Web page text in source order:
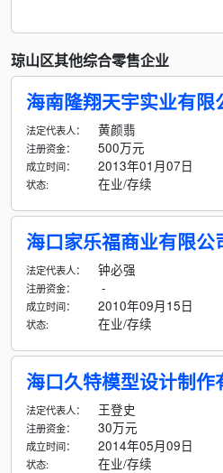
琼山区其他综合零售企业
海南隆翔天宇实业有限
法定代表人： 黄颜翡
注册资金： 500万元
成立时间： 2013年01月07日
状态: 在业/存续
海口家乐福商业有限公
法定代表人： 钟必强
注册资金： -
成立时间： 2010年09月15日
状态: 在业/存续
海口久特模型设计制作
法定代表人： 王登史
注册资金： 30万元
成立时间： 2014年05月09日
状态: 在业/存续